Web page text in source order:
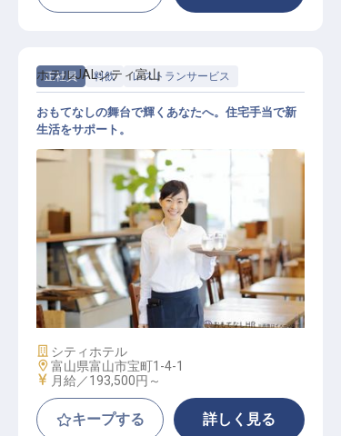
正社員 料飲 レストランサービス
レストラン接客スタッフ
ホテルJALシティ富山
おもてなしの舞台で輝くあなたへ。住宅手当で新
生活をサポート。
施設業態
シティホテル
勤務地
富山県富山市宝町1-4-1
給与
月給／193,500円～
キープする 詳しく見る